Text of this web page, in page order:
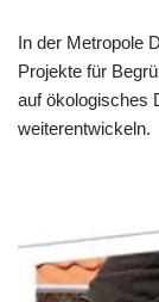
In der Metropole
Projekte für
auf ökologisches
weiterentwickeln.